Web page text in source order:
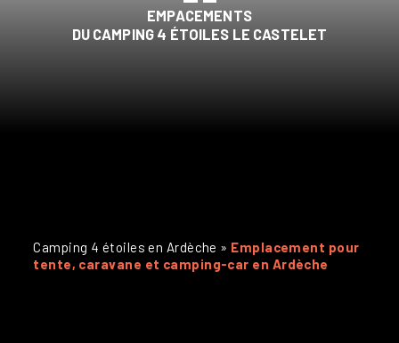
EMPACEMENTS
DU CAMPING 4 ÉTOILES LE CASTELET
Camping 4 étoiles en Ardèche » Emplacement pour
tente, caravane et camping-car en Ardèche